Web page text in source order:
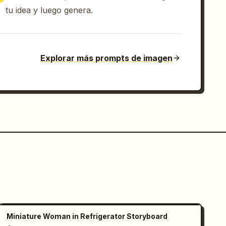
tu idea y luego genera.
Explorar más prompts de imagen
Miniature Woman in Refrigerator Storyboard